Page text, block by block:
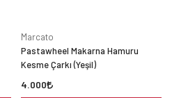
Marcato
Pastawheel Makarna Hamuru
Kesme Çarkı (Yeşil)
4.000